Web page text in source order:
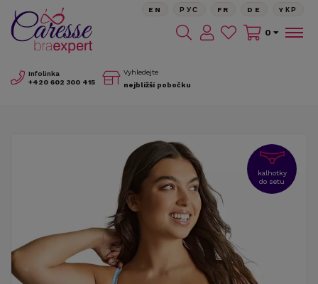
Infolinka
+420 602 300 415
Vyhledejte
nejbližší pobočku
EN РУС FR DE YКР
0
kalhotky
do setu